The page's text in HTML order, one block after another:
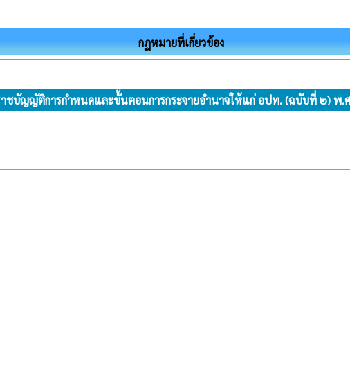
กฏหมายที่เกี่ยวข้อง
ชบัญญัติการกำหนดและขั้นตอนการกระจายอำนาจให้แก่ อปท. (ฉบับที่ ๒) พ